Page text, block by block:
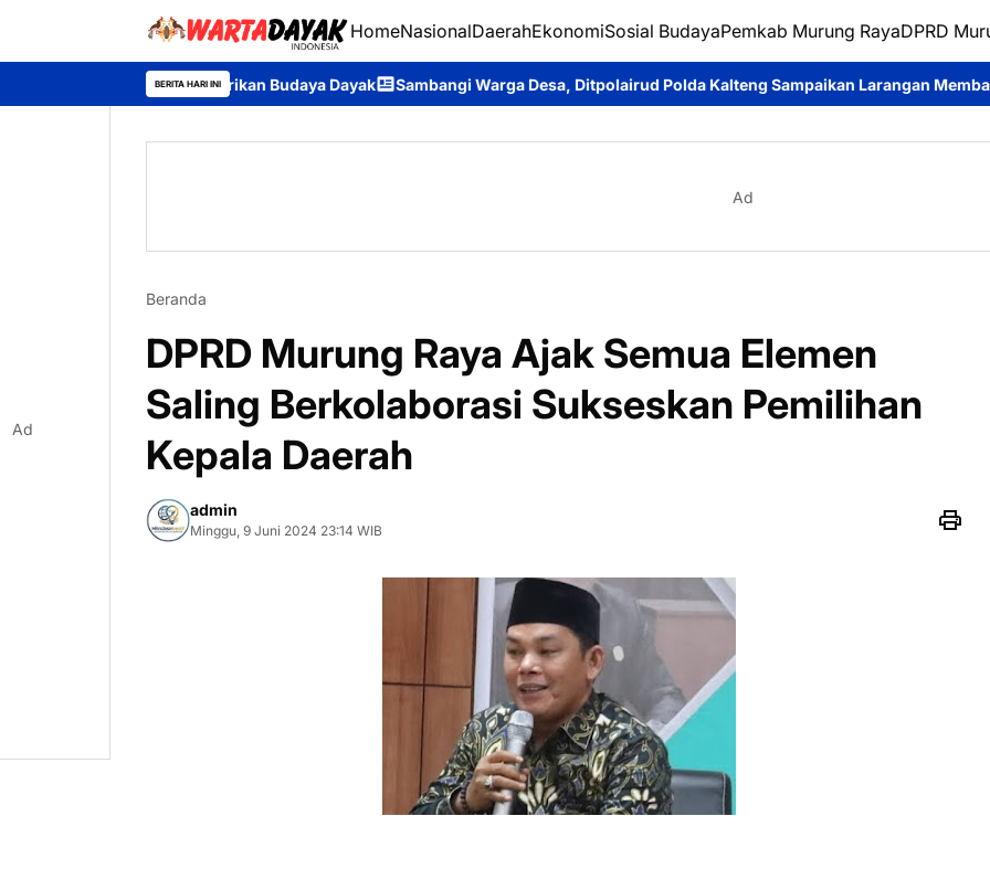
HomeNasionalDaerahEkonomiSosial BudayaPemkab Murung RayaDPRD
BERITA HARI INI
Lestarikan Budaya Dayak Sambangi Warga Desa, Ditpolairud Polda Kalteng Sampaikan Larangan Membakar Hutan dan
Ad
Beranda
DPRD Murung Raya Ajak Semua Elemen
Saling Berkolaborasi Sukseskan Pemilihan
Kepala Daerah
admin
Minggu, 9 Juni 2024 23:14 WIB
Ad